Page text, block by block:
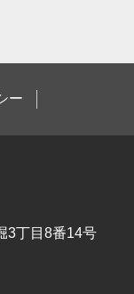
ー
3丁目8番14号